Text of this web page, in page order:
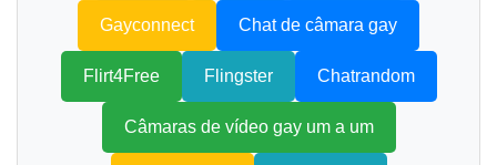
Gayconnect Chat de câmara gay
Flirt4Free Flingster Chatrandom
Câmaras de vídeo gay um a um